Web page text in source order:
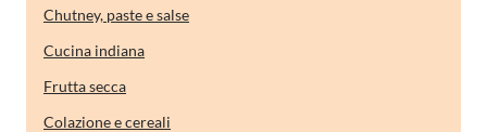
Chutney, paste e salse
Cucina indiana
Frutta secca
Colazione e cereali